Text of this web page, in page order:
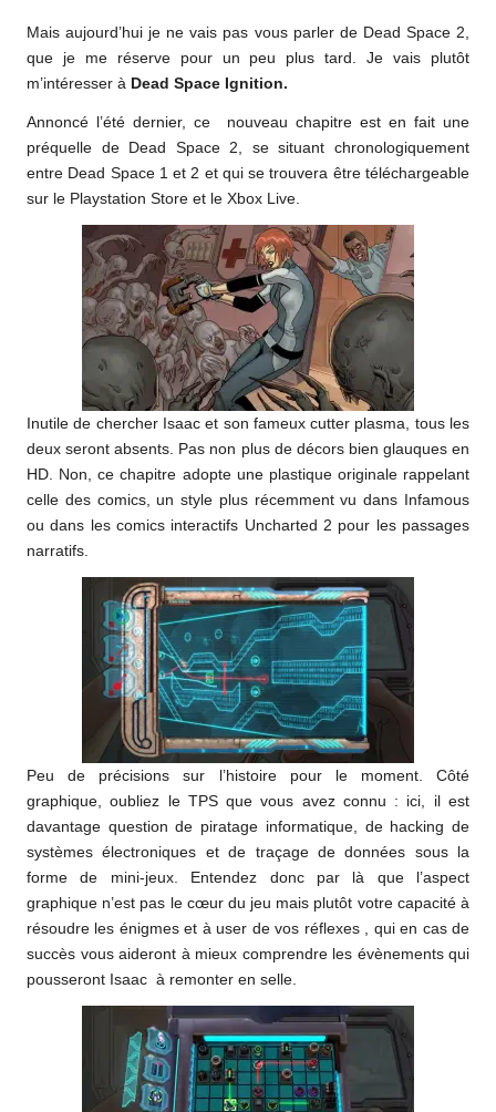
Mais aujourd’hui je ne vais pas vous parler de Dead Space 2,
que je me réserve pour un peu plus tard. Je vais plutôt
m’intéresser à Dead Space Ignition.
Annoncé l’été dernier, ce nouveau chapitre est en fait une
préquelle de Dead Space 2, se situant chronologiquement
entre Dead Space 1 et 2 et qui se trouvera être téléchargeable
sur le Playstation Store et le Xbox Live.
Inutile de chercher Isaac et son fameux cutter plasma, tous les
deux seront absents. Pas non plus de décors bien glauques en
HD. Non, ce chapitre adopte une plastique originale rappelant
celle des comics, un style plus récemment vu dans Infamous
ou dans les comics interactifs Uncharted 2 pour les passages
narratifs.
Peu de précisions sur l’histoire pour le moment. Côté
graphique, oubliez le TPS que vous avez connu : ici, il est
davantage question de piratage informatique, de hacking de
systèmes électroniques et de traçage de données sous la
forme de mini-jeux. Entendez donc par là que l’aspect
graphique n’est pas le cœur du jeu mais plutôt votre capacité à
résoudre les énigmes et à user de vos réflexes , qui en cas de
succès vous aideront à mieux comprendre les évènements qui
pousseront Isaac à remonter en selle.